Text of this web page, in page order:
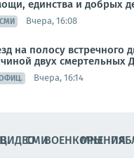
единства и добрых
СМИ Вчера, 16:08
на полосу встречного
двух смертельных
Вчера, 16:14
ВИДЕОСМИВОЕНКОРЫМНЕНИЯ